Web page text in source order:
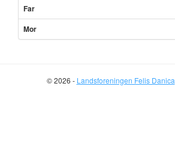
Far
Mor
© 2026 - Landsforeningen Felis Danica